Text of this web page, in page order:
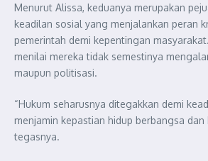
Menurut Alissa, keduanya merupakan
keadilan sosial yang menjalankan peran
pemerintah demi kepentingan
menilai mereka tidak semestinya
maupun politisasi.
“Hukum seharusnya ditegakkan demi
menjamin kepastian hidup berbangsa dan
tegasnya.